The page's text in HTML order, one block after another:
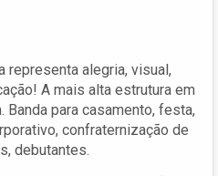
representa alegria, visual,
A mais alta estrutura em
Banda para casamento, festa,
confraternização de
debutantes.